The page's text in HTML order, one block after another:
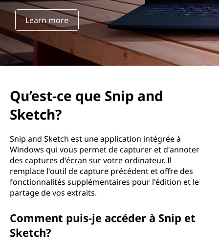
Learn more
Qu’est-ce que Snip and
Sketch?
Snip and Sketch est une application intégrée à
Windows qui vous permet de capturer et d'annoter
des captures d'écran sur votre ordinateur. Il
remplace l'outil de capture précédent et offre des
fonctionnalités supplémentaires pour l'édition et le
partage de vos extraits.
Comment puis-je accéder à Snip et
Sketch?